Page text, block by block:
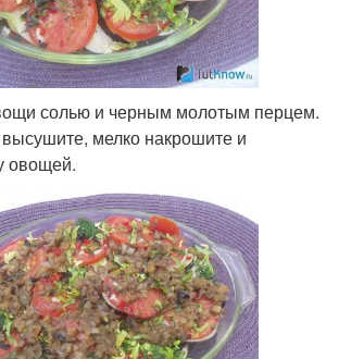
солью и черным молотым перцем.
мелко накрошите и
овощей.